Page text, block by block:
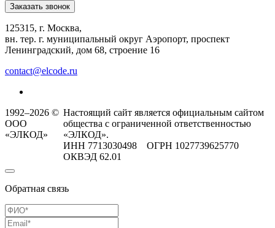
Заказать звонок
125315, г. Москва,
вн. тер. г. муниципальный округ Аэропорт, проспект
Ленинградский, дом 68, строение 16
contact@elcode.ru
1992–2026 ©
ООО
«ЭЛКОД»
Настоящий сайт является официальным сайтом
общества с ограниченной ответственностью
«ЭЛКОД».
ИНН 7713030498 ОГРН 1027739625770
ОКВЭД 62.01
Обратная связь